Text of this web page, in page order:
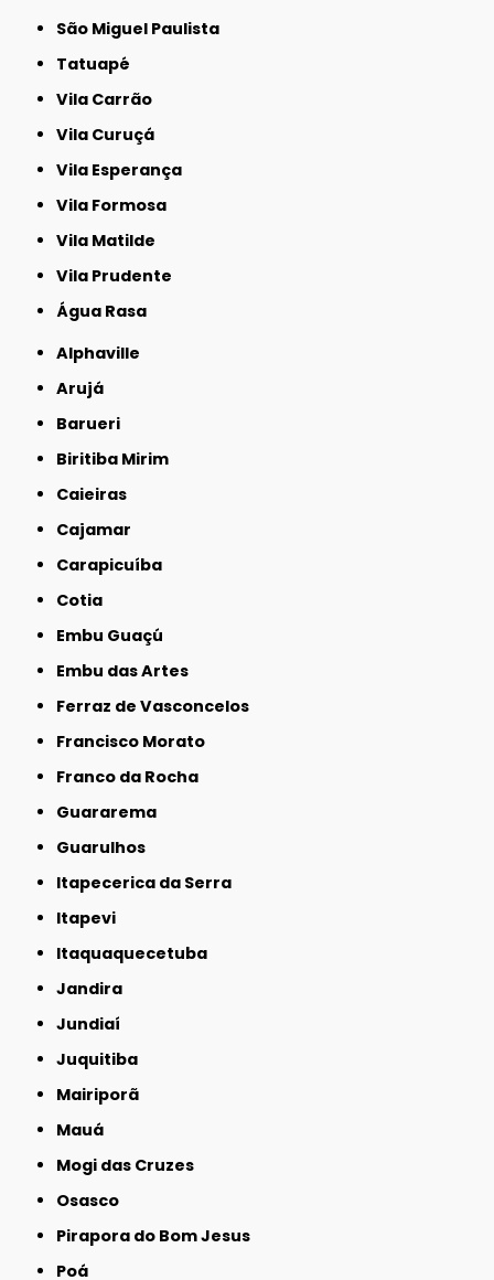
São Miguel Paulista
Tatuapé
Vila Carrão
Vila Curuçá
Vila Esperança
Vila Formosa
Vila Matilde
Vila Prudente
Água Rasa
Alphaville
Arujá
Barueri
Biritiba Mirim
Caieiras
Cajamar
Carapicuíba
Cotia
Embu Guaçú
Embu das Artes
Ferraz de Vasconcelos
Francisco Morato
Franco da Rocha
Guararema
Guarulhos
Itapecerica da Serra
Itapevi
Itaquaquecetuba
Jandira
Jundiaí
Juquitiba
Mairiporã
Mauá
Mogi das Cruzes
Osasco
Pirapora do Bom Jesus
Poá